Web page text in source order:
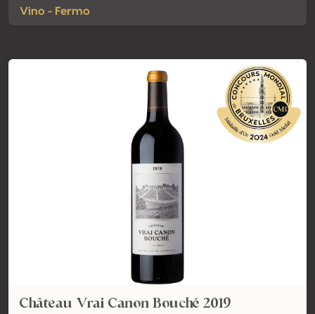
Vino - Fermo
Château Vrai Canon Bouché 2019